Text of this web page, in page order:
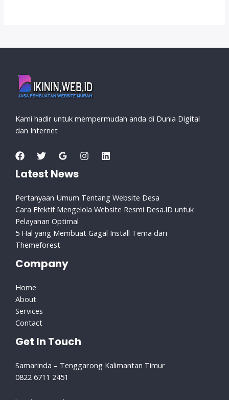
Kami hadir untuk mempermudah anda di Dunia Digital
dan Internet
Latest News
Pertanyaan Umum Tentang Website Desa
Cara Efektif Mengelola Website Resmi Desa.ID untuk
Pelayanan Optimal
5 Hal yang Membuat Gagal Install Tema dari
Themeforest
Company
Home
About
Services
Contact
Get In Touch
Samarinda – Tenggarong Kalimantan Timur
0822 6711 2451